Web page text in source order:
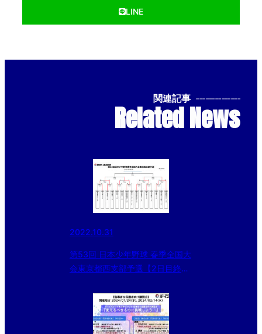
LINE
関連記事 --------------
Related News
2022.10.31
第53回 日本少年野球 春季全国大
会東京都西支部予選【2日目終